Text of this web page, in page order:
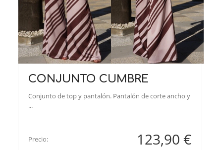
CONJUNTO CUMBRE
Conjunto de top y pantalón. Pantalón de corte ancho y
...
Precio: 123,90 €